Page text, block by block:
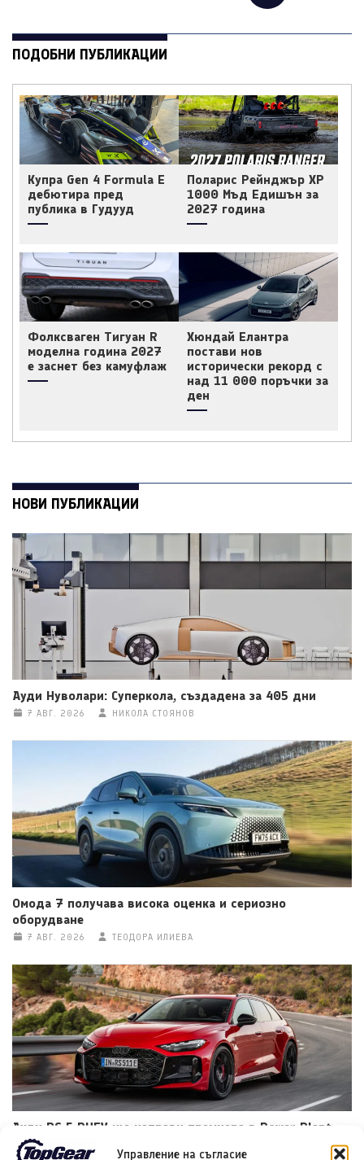
Управление на съгласие
ПОДОБНИ ПУБЛИКАЦИИ
Купра Gen 4 Formula E
дебютира пред
публика в Гудууд
Поларис Рейнджър ХР
1000 Мъд Едишън за
2027 година
Фолксваген Тигуан R
моделна година 2027
е заснет без камуфлаж
Хюндай Елантра
постави нов
исторически рекорд с
над 11 000 поръчки за
ден
НОВИ ПУБЛИКАЦИИ
Ауди Нуволари: Суперкола, създадена за 405 дни
7 АВГ. 2026 НИКОЛА СТОЯНОВ
Омода 7 получава висока оценка и сериозно
оборудване
7 АВГ. 2026 ТЕОДОРА ИЛИЕВА
Ауди RS 5 PHEV ще направи премиера в Power Plant
Mall от 7 август